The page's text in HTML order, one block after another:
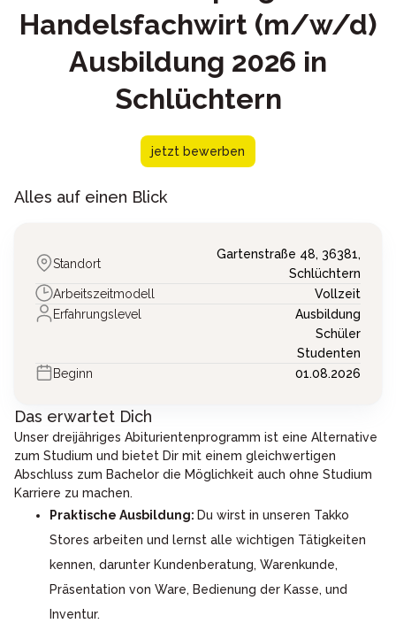
Handelsfachwirt (m/w/d)
Ausbildung 2026 in
Schlüchtern
jetzt bewerben
Alles auf einen Blick
Standort
Gartenstraße 48, 36381,
Schlüchtern
Arbeitszeitmodell
Vollzeit
Erfahrungslevel
Ausbildung
Schüler
Studenten
Beginn
01.08.2026
Das erwartet Dich
Unser dreijähriges Abiturientenprogramm ist eine Alternative
zum Studium und bietet Dir mit einem gleichwertigen
Abschluss zum Bachelor die Möglichkeit auch ohne Studium
Karriere zu machen.
Praktische Ausbildung: Du wirst in unseren Takko
Stores arbeiten und lernst alle wichtigen Tätigkeiten
kennen, darunter Kundenberatung, Warenkunde,
Präsentation von Ware, Bedienung der Kasse, und
Inventur.